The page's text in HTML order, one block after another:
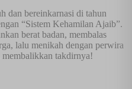
dan bereinkarnasi di tahun
“Sistem Kehamilan Ajaib”.
berat badan, membalas
lalu menikah dengan perwira
takdirnya!